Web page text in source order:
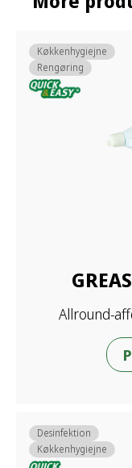
Allround-
Køkkenhygiejne
Rengøring
Desinfektion
Køkkenhygiejne